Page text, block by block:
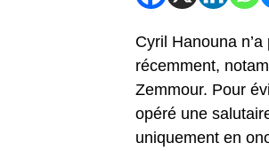
Cyril Hanouna
récemment,
Zemmour. Pour
opéré une
uniquement en